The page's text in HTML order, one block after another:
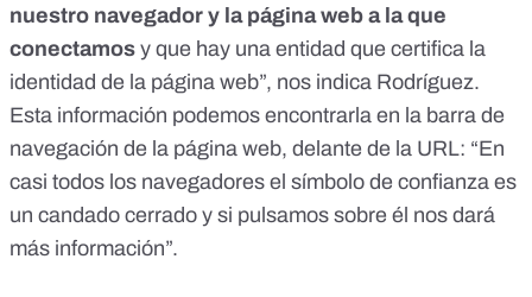
nuestro navegador y la página web a la que
conectamos y que hay una entidad que certifica la
identidad de la página web”, nos indica Rodríguez.
Esta información podemos encontrarla en la barra de
navegación de la página web, delante de la URL: “En
casi todos los navegadores el símbolo de confianza es
un candado cerrado y si pulsamos sobre él nos dará
más información”.